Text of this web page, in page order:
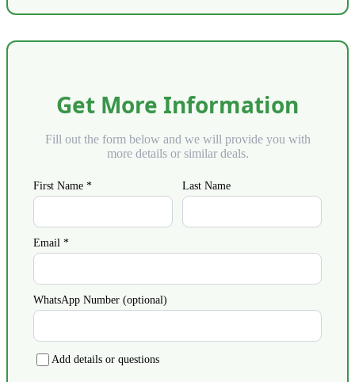
Get More Information
Fill out the form below and we will provide you with
more details or similar deals.
First Name * Last Name
Email *
WhatsApp Number (optional)
Add details or questions